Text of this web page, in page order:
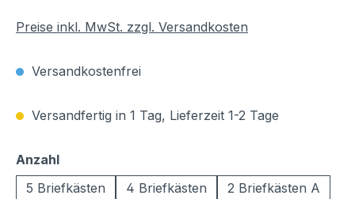
Preise inkl. MwSt. zzgl. Versandkosten
Versandkostenfrei
Versandfertig in 1 Tag, Lieferzeit 1-2 Tage
Anzahlauswählen
5 Briefkästen
4 Briefkästen
2 Briefkästen A